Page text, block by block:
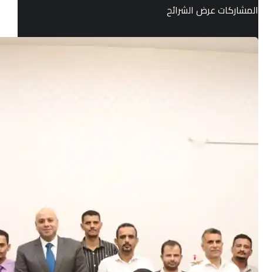
المشاركات عرض الشرائح